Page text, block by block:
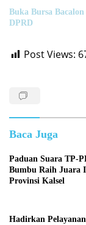
Buka Bursa
DPRD
Post Views:
Baca Juga
Paduan Suara TP-
Bumbu Raih Juara
Provinsi Kalsel
Hadirkan